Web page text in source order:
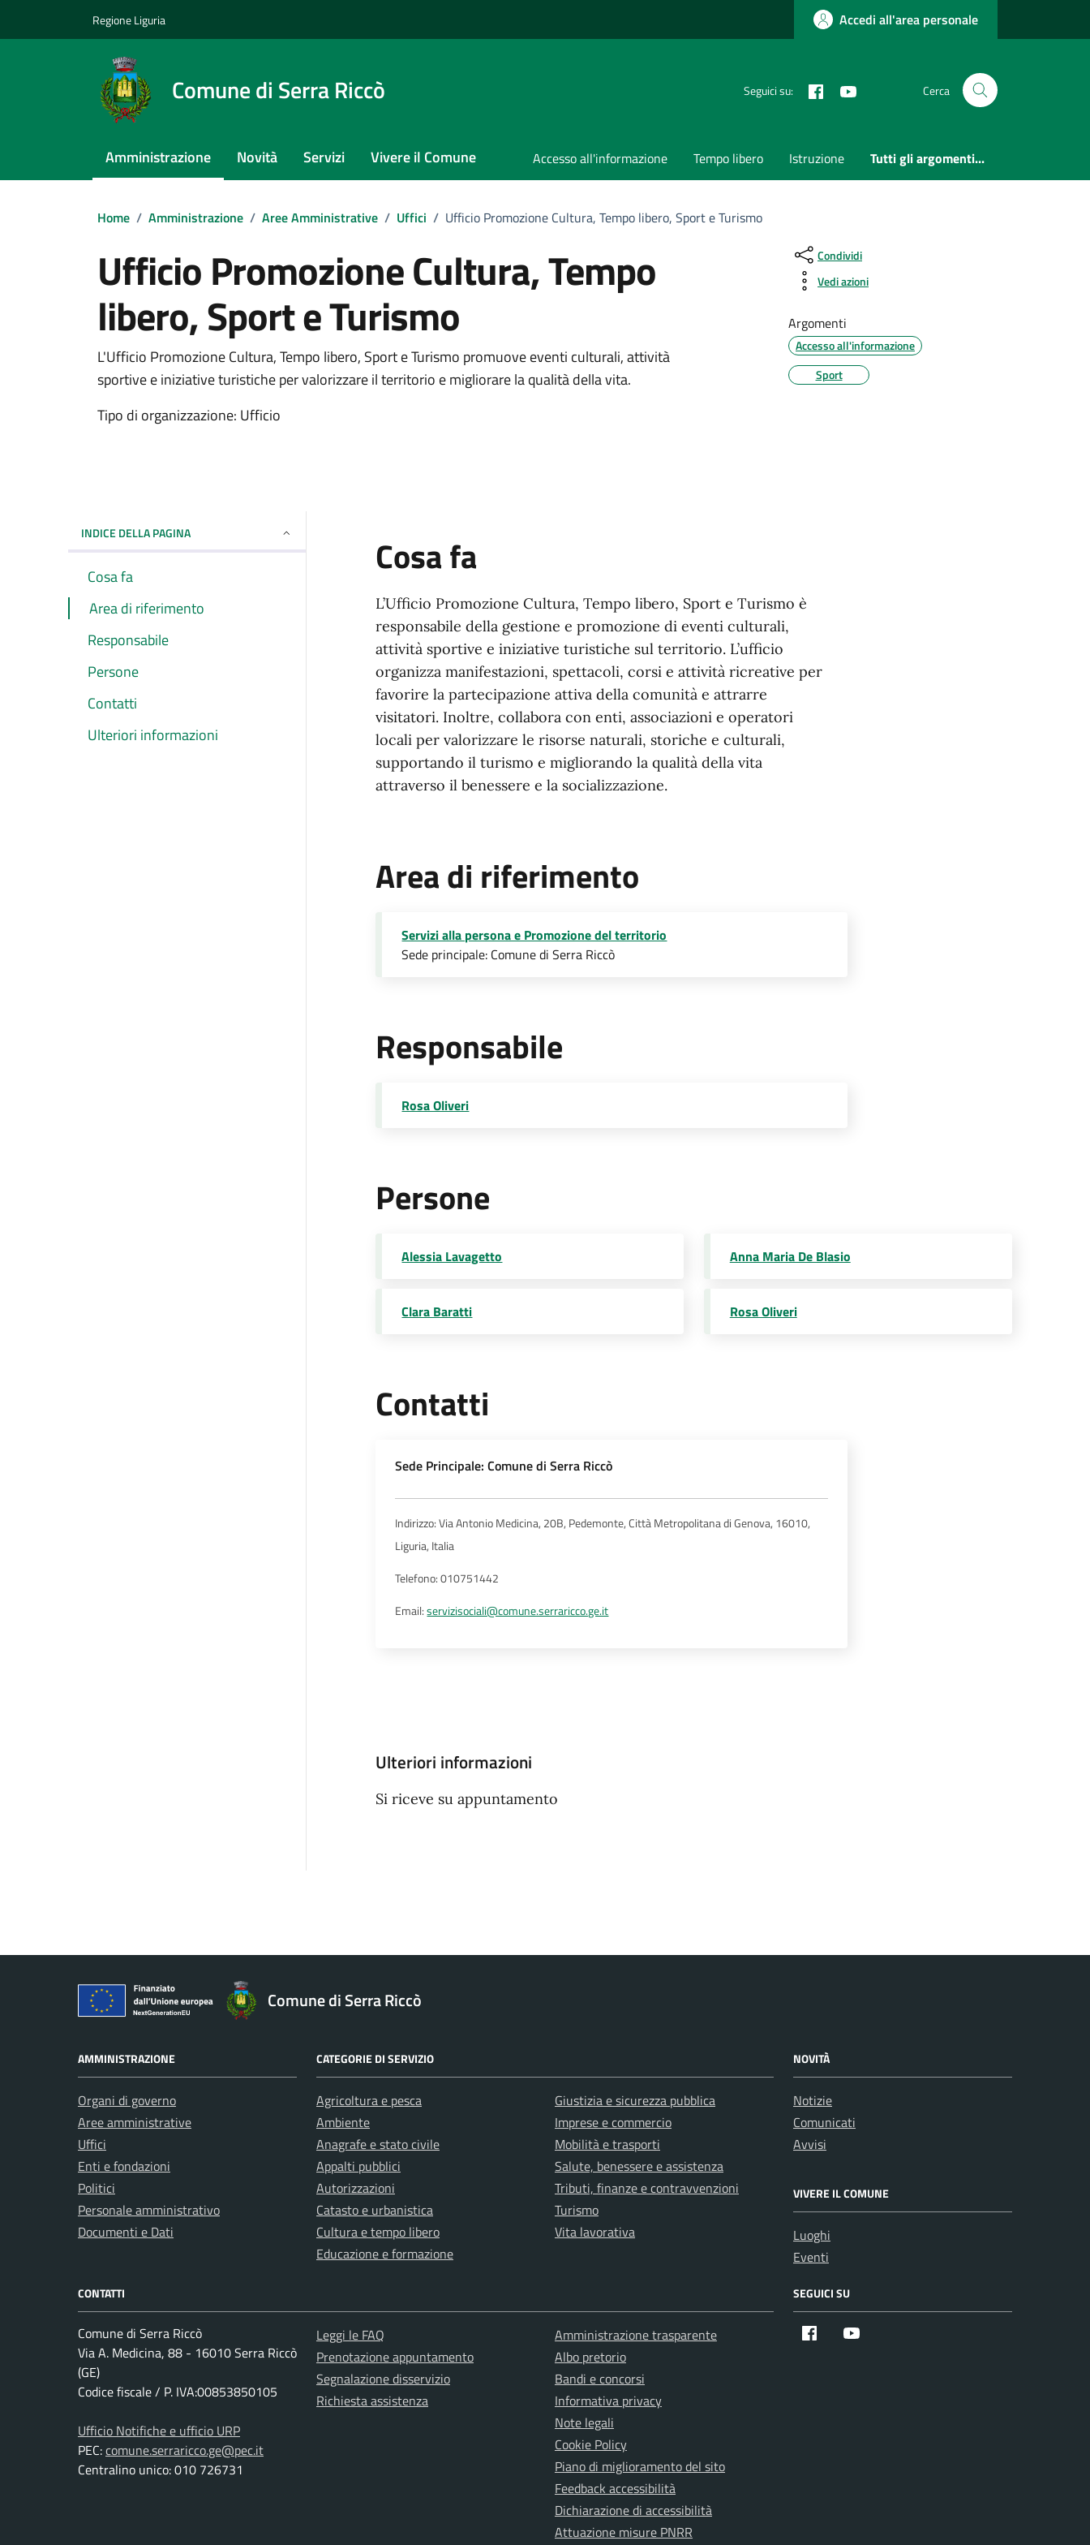
Regione Liguria Accedi all'area personale
Comune di Serra Riccò Seguici su: Facebook Cerca
Amministrazione Novità Servizi Vivere il Comune Accesso all'informazione Tempo libero Istruzione Tutti gli argomenti...
Home / Amministrazione / Aree Amministrative / Uffici / Ufficio Promozione Cultura, Tempo libero, Sport e Turismo
Ufficio Promozione Cultura, Tempo
libero, Sport e Turismo
L'Ufficio Promozione Cultura, Tempo libero, Sport e Turismo promuove eventi culturali, attività
sportive e iniziative turistiche per valorizzare il territorio e migliorare la qualità della vita.
Tipo di organizzazione: Ufficio
Condividi
Vedi azioni
Argomenti
Accesso all'informazione
Sport
INDICE DELLA PAGINA
Cosa fa
Area di riferimento
Responsabile
Persone
Contatti
Ulteriori informazioni
Cosa fa
L’Ufficio Promozione Cultura, Tempo libero, Sport e Turismo è
responsabile della gestione e promozione di eventi culturali,
attività sportive e iniziative turistiche sul territorio. L’ufficio
organizza manifestazioni, spettacoli, corsi e attività ricreative per
favorire la partecipazione attiva della comunità e attrarre
visitatori. Inoltre, collabora con enti, associazioni e operatori
locali per valorizzare le risorse naturali, storiche e culturali,
supportando il turismo e migliorando la qualità della vita
attraverso il benessere e la socializzazione.
Area di riferimento
Servizi alla persona e Promozione del territorio
Sede principale: Comune di Serra Riccò
Responsabile
Rosa Oliveri
Persone
Alessia Lavagetto Anna Maria De Blasio
Clara Baratti Rosa Oliveri
Contatti
Sede Principale: Comune di Serra Riccò
Indirizzo: Via Antonio Medicina, 20B, Pedemonte, Città Metropolitana di Genova, 16010,
Liguria, Italia
Telefono: 010751442
Email:servizisociali@comune.serraricco.ge.it
Ulteriori informazioni
Si riceve su appuntamento
Comune di Serra Riccò
AMMINISTRAZIONE
Organi di governo
Aree amministrative
Uffici
Enti e fondazioni
Politici
Personale amministrativo
Documenti e Dati
CATEGORIE DI SERVIZIO
Agricoltura e pesca
Ambiente
Anagrafe e stato civile
Appalti pubblici
Autorizzazioni
Catasto e urbanistica
Cultura e tempo libero
Educazione e formazione
Giustizia e sicurezza pubblica
Imprese e commercio
Mobilità e trasporti
Salute, benessere e assistenza
Tributi, finanze e contravvenzioni
Turismo
Vita lavorativa
NOVITÀ
Notizie
Comunicati
Avvisi
VIVERE IL COMUNE
Luoghi
Eventi
CONTATTI
Comune di Serra Riccò
Via A. Medicina, 88 - 16010 Serra Riccò
(GE)
Codice fiscale / P. IVA:00853850105
Ufficio Notifiche e ufficio URP
PEC:comune.serraricco.ge@pec.it
Centralino unico: 010 726731
Leggi le FAQ
Prenotazione appuntamento
Segnalazione disservizio
Richiesta assistenza
Amministrazione trasparente
Albo pretorio
Bandi e concorsi
Informativa privacy
Note legali
Cookie Policy
Piano di miglioramento del sito
Feedback accessibilità
Dichiarazione di accessibilità
Attuazione misure PNRR
SEGUICI SU
Facebook